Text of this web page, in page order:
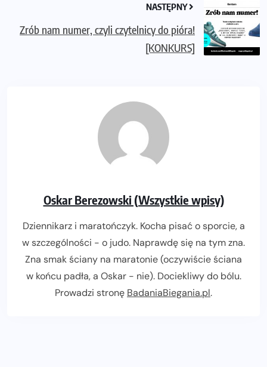
NASTĘPNY
Zrób nam numer, czyli czytelnicy do pióra!
[KONKURS]
Oskar Berezowski (Wszystkie wpisy)
Dziennikarz i maratończyk. Kocha pisać o sporcie, a
w szczególności - o judo. Naprawdę się na tym zna.
Zna smak ściany na maratonie (oczywiście ściana
w końcu padła, a Oskar - nie). Dociekliwy do bólu.
Prowadzi stronę BadaniaBiegania.pl.